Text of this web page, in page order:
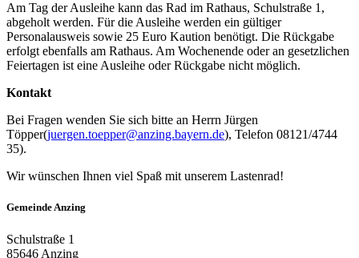
Am Tag der Ausleihe kann das Rad im Rathaus, Schulstraße 1,
abgeholt werden. Für die Ausleihe werden ein gültiger
Personalausweis sowie 25 Euro Kaution benötigt. Die Rückgabe
erfolgt ebenfalls am Rathaus. Am Wochenende oder an gesetzlichen
Feiertagen ist eine Ausleihe oder Rückgabe nicht möglich.
Kontakt
Bei Fragen wenden Sie sich bitte an Herrn Jürgen
Töpper(juergen.toepper@anzing.bayern.de), Telefon 08121/4744
35).
Wir wünschen Ihnen viel Spaß mit unserem Lastenrad!
Gemeinde Anzing
Schulstraße 1
85646 Anzing